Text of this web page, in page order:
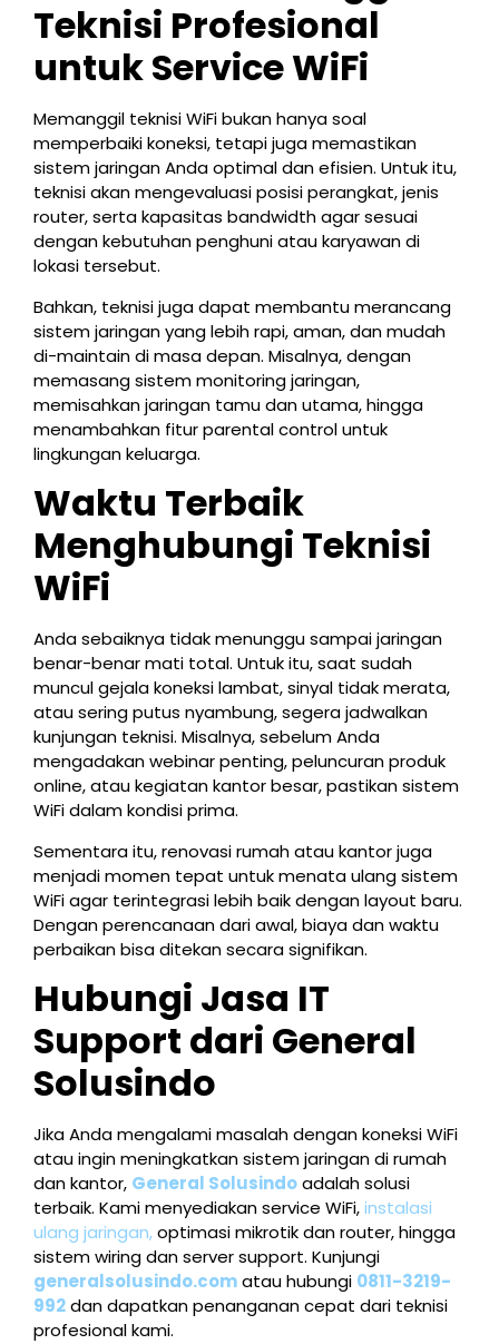
Teknisi Profesional
untuk Service WiFi
Memanggil teknisi WiFi bukan hanya soal
memperbaiki koneksi, tetapi juga memastikan
sistem jaringan Anda optimal dan efisien. Untuk itu,
teknisi akan mengevaluasi posisi perangkat, jenis
router, serta kapasitas bandwidth agar sesuai
dengan kebutuhan penghuni atau karyawan di
lokasi tersebut.
Bahkan, teknisi juga dapat membantu merancang
sistem jaringan yang lebih rapi, aman, dan mudah
di-maintain di masa depan. Misalnya, dengan
memasang sistem monitoring jaringan,
memisahkan jaringan tamu dan utama, hingga
menambahkan fitur parental control untuk
lingkungan keluarga.
Waktu Terbaik
Menghubungi Teknisi
WiFi
Anda sebaiknya tidak menunggu sampai jaringan
benar-benar mati total. Untuk itu, saat sudah
muncul gejala koneksi lambat, sinyal tidak merata,
atau sering putus nyambung, segera jadwalkan
kunjungan teknisi. Misalnya, sebelum Anda
mengadakan webinar penting, peluncuran produk
online, atau kegiatan kantor besar, pastikan sistem
WiFi dalam kondisi prima.
Sementara itu, renovasi rumah atau kantor juga
menjadi momen tepat untuk menata ulang sistem
WiFi agar terintegrasi lebih baik dengan layout baru.
Dengan perencanaan dari awal, biaya dan waktu
perbaikan bisa ditekan secara signifikan.
Hubungi Jasa IT
Support dari General
Solusindo
Jika Anda mengalami masalah dengan koneksi WiFi
atau ingin meningkatkan sistem jaringan di rumah
dan kantor, General Solusindoadalah solusi
terbaik. Kami menyediakan service WiFi,instalasi
ulang jaringan,optimasi mikrotik dan router, hingga
sistem wiring dan server support. Kunjungi
generalsolusindo.comatau hubungi 0811-3219-
992dan dapatkan penanganan cepat dari teknisi
profesional kami.